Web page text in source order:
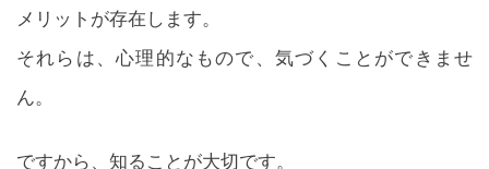
メリットが存在します。
それらは、心理的なもので、気づくことができませ
ん。
ですから、知ることが大切です。